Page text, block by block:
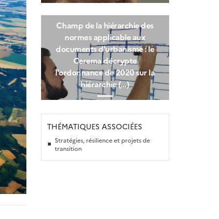
Champ de la hiérarchie des
normes applicable aux
documents d'urbanisme : le
Cerema décrypte
l'ordonnance de 2020 sur la
hiérarchie (…)
THÉMATIQUES ASSOCIÉES
Stratégies, résilience et projets de
transition